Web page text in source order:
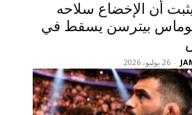
أن الإخضاع سلاحه
بيترسن يسقط في
- 26 يوليو، 2026